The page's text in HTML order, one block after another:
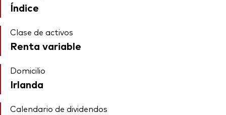
Índice
Clase de activos
Renta variable
Domicilio
Irlanda
Calendario de dividendos